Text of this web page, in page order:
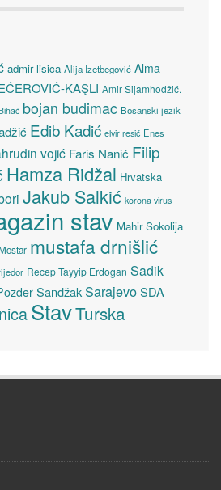
admir lisica Alija Izetbegović Alma
KAŞLI Amir Sijamhodžić.
bojan budimac Bosanski jezik
Edib Kadić elvir resić Enes
vojić Faris Nanić Filip
Hamza Ridžal Hrvatska
Jakub Salkić korona virus
stav Mahir Sokolija
mustafa drnišlić
Recep Tayyip Erdogan Sadik
SandžakSarajevoSDA
StavTurska